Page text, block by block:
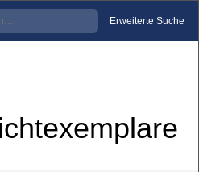
Erweiterte Suche